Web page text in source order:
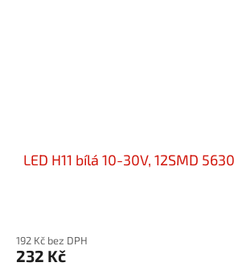
LED H11 bílá 10-30V, 12SMD
192 Kč bez DPH
232 Kč